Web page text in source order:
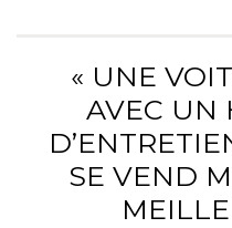
« UNE
AVEC UN
SE VEND